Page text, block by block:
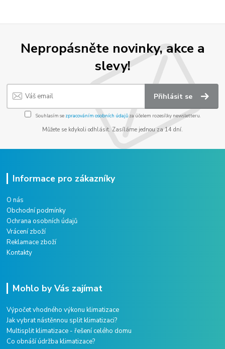
Nepropásněte novinky, akce a
slevy!
Přihlásit se
Souhlasím se zpracováním osobních údajůza účelem rozesílky newsletteru.
Můžete se kdykoli odhlásit. Zasíláme jednou za 14 dní.
Informace pro zákazníky
O nás
Obchodní podmínky
Ochrana osobních údajů
Vrácení zboží
Reklamace zboží
Kontakty
Mohlo by Vás zajímat
Výpočet vhodného výkonu klimatizace
Jak vybrat nástěnnou split klimatizaci?
Multisplit klimatizace - řešení celého domu
Co obnáší údržba klimatizace?